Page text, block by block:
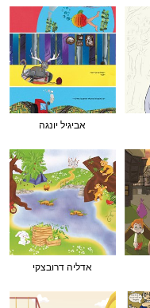
אביגיל יונגה
אדליה דרובצקי